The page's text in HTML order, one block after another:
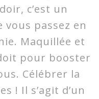
c’est un
passez en
Maquillée et
pour booster
Célébrer la
! Il s’agit d’un